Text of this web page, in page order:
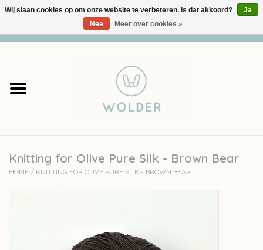
Garens
Accessoires
Knitting for Olive Pure Silk - Brown Bear
HOME / KNITTING FOR OLIVE PURE SILK - BROWN BEAR
Wij slaan cookies op om onze website te verbeteren. Is dat akkoord?
Ja
Nee
Meer over cookies »